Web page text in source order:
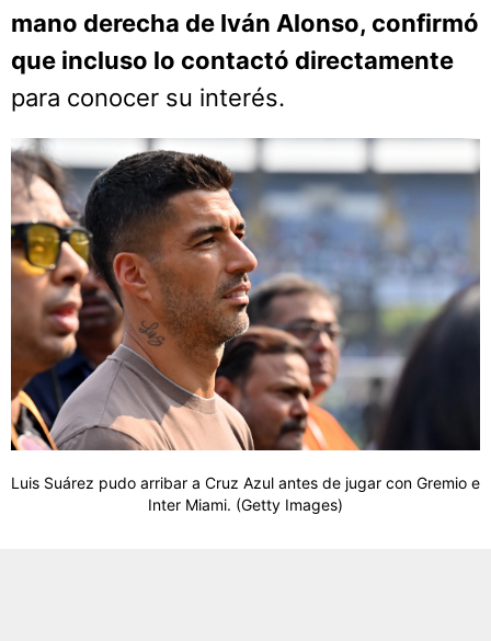
mano derecha de Iván Alonso, confirmó
que incluso lo contactó directamente
para conocer su interés.
Luis Suárez pudo arribar a Cruz Azul antes de jugar con Gremio e
Inter Miami. (Getty Images)